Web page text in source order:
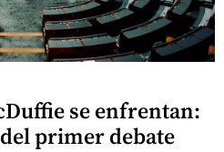
se enfrentan:
primer debate